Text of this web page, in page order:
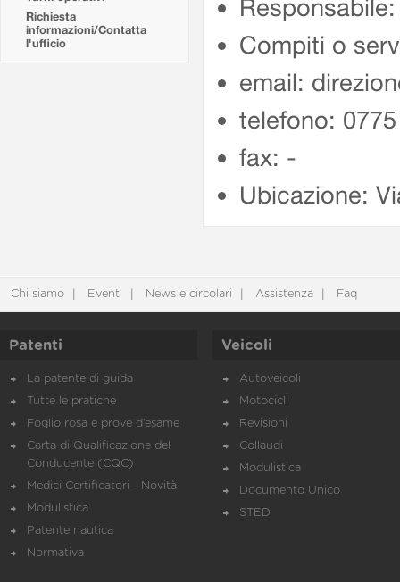
Richiesta
informazioni/Contatta
l'ufficio
Compiti o
email:
telefono:
fax: -
Ubicazione:
Chi siamo Eventi News e circolari Assistenza Faq
Patenti
La patente di guida
Tutte le pratiche
Foglio rosa e prove d’esame
Carta di Qualificazione del
Conducente (CQC)
Medici Certificatori - Novità
Modulistica
Patente nautica
Normativa
Veicoli
Autoveicoli
Motocicli
Revisioni
Collaudi
Modulistica
Documento Unico
STED